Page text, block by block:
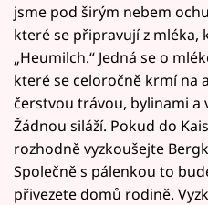
jsme pod širým nebem
které se připravují z mléka,
„Heumilch.“ Jedná se o
které se celoročně krmí na
čerstvou trávou, bylinami a
Žádnou siláží. Pokud do
rozhodně vyzkoušejte
Společně s pálenkou to
přivezete domů rodině.